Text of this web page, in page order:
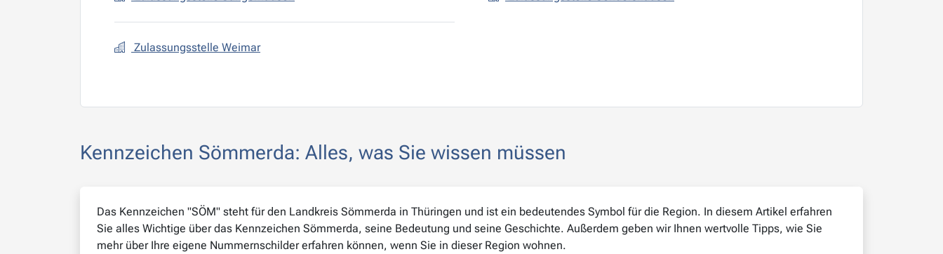
Zulassungsstelle Weimar
Kennzeichen Sömmerda: Alles, was Sie wissen müssen
Das Kennzeichen "SÖM" steht für den Landkreis Sömmerda in Thüringen und ist ein bedeutendes Symbol für die Region. In diesem Artikel erfahren
Sie alles Wichtige über das Kennzeichen Sömmerda, seine Bedeutung und seine Geschichte. Außerdem geben wir Ihnen wertvolle Tipps, wie Sie
mehr über Ihre eigene Nummernschilder erfahren können, wenn Sie in dieser Region wohnen.